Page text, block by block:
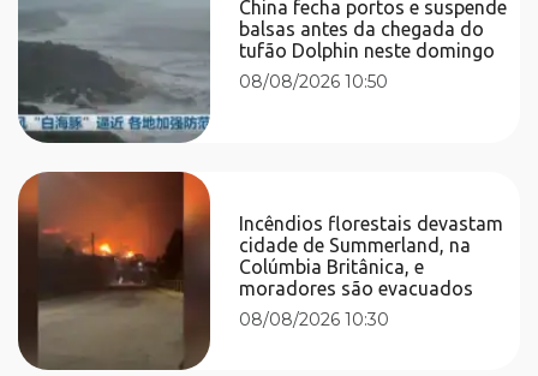
China fecha portos e suspende
balsas antes da chegada do
tufão Dolphin neste domingo
08/08/2026 10:50
Incêndios florestais devastam
cidade de Summerland, na
Colúmbia Britânica, e
moradores são evacuados
08/08/2026 10:30